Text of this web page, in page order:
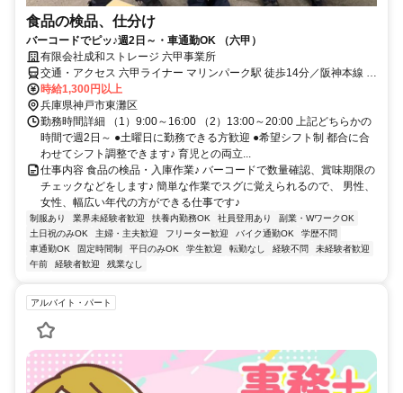
食品の検品、仕分け
バーコードでピッ♪週2日～・車通勤OK （六甲）
有限会社成和ストレージ 六甲事業所
交通・アクセス 六甲ライナー マリンパーク駅 徒歩14分／阪神本線 魚
崎駅 車12分／東海道本線 住吉駅 車15分
時給1,300円以上
兵庫県神戸市東灘区
勤務時間詳細 （1）9:00～16:00 （2）13:00～20:00 上記どちらかの
時間で週2日～ ●土曜日に勤務できる方歓迎 ●希望シフト制 都合に合
わせてシフト調整できます♪ 育児との両立...
仕事内容 食品の検品・入庫作業♪ バーコードで数量確認、賞味期限の
チェックなどをします♪ 簡単な作業でスグに覚えられるので、 男性、
女性、幅広い年代の方ができる仕事です♪
制服あり 業界未経験者歓迎 扶養内勤務OK 社員登用あり
副業・WワークOK
土日祝のみOK
主婦・主夫歓迎 フリーター歓迎 バイク通勤OK
学歴不問
車通勤OK
固定時間制 平日のみOK 学生歓迎 転勤なし 経験不問
未経験者歓迎
午前
経験者歓迎 残業なし
アルバイト・パート